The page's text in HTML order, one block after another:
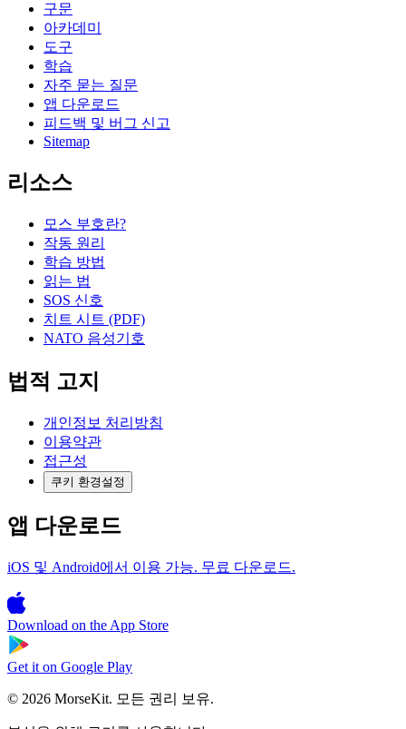
구문
아카데미
도구
학습
자주 묻는 질문
앱 다운로드
피드백 및 버그 신고
Sitemap
리소스
모스 부호란?
작동 원리
학습 방법
읽는 법
SOS 신호
치트 시트 (PDF)
NATO 음성기호
법적 고지
개인정보 처리방침
이용약관
접근성
쿠키 환경설정
앱 다운로드
iOS 및 Android에서 이용 가능. 무료 다운로드.
Download on the App Store
Get it on Google Play
© 2026 MorseKit. 모든 권리 보유.